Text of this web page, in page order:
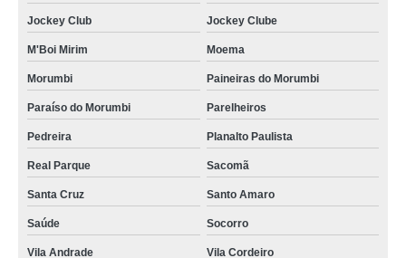
procuro por distribuidores de filtros hidráulicos Jockey Club
filtro hidráulico de retorno São Roque
filtros hidráulicos valores Bairro do Limão
onde encontro filtro óleo hidráulico Cidade Patriarca
distribuidor de filtro hidráulico São José do Rio Pardo
distribuidor de filtro hidráulico Canguera
onde encontro filtros hidráulicos Uberaba
Jockey Club Jockey Clube
M'Boi Mirim Moema
Morumbi Paineiras do Morumbi
Paraíso do Morumbi Parelheiros
Pedreira Planalto Paulista
Real Parque Sacomã
Santa Cruz Santo Amaro
Saúde Socorro
Vila Andrade Vila Cordeiro